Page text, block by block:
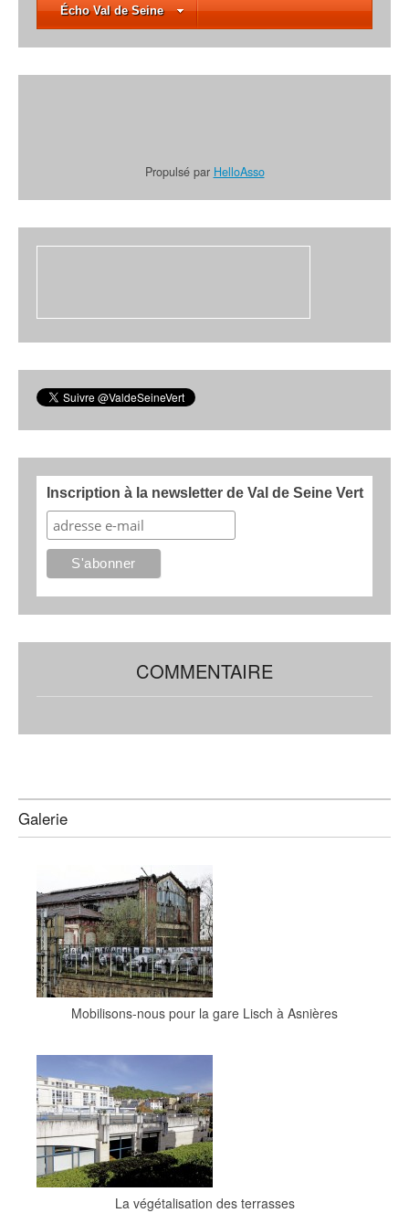
Écho Val de Seine
Propulsé par HelloAsso
Inscription à la newsletter de Val de Seine Vert
COMMENTAIRE
Galerie
Mobilisons-nous pour la gare Lisch à Asnières
La végétalisation des terrasses